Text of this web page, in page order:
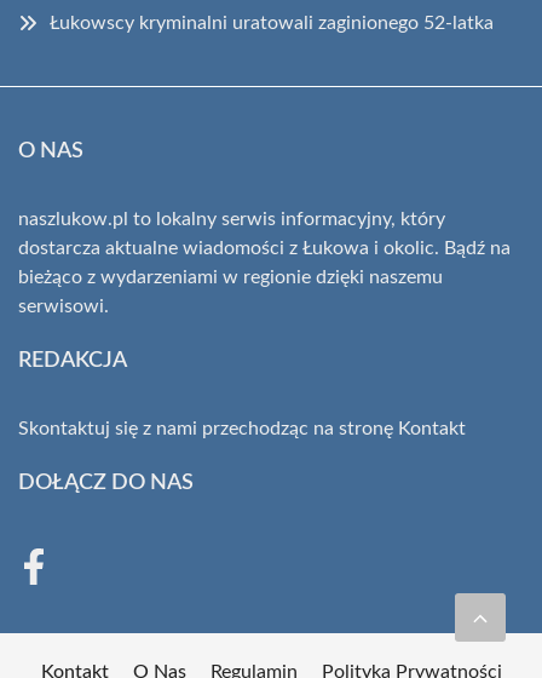
Łukowscy kryminalni uratowali zaginionego 52-latka
O NAS
naszlukow.pl to lokalny serwis informacyjny, który
dostarcza aktualne wiadomości z Łukowa i okolic. Bądź na
bieżąco z wydarzeniami w regionie dzięki naszemu
serwisowi.
REDAKCJA
Skontaktuj się z nami przechodząc na stronę Kontakt
DOŁĄCZ DO NAS
Kontakt O Nas Regulamin Polityka Prywatności